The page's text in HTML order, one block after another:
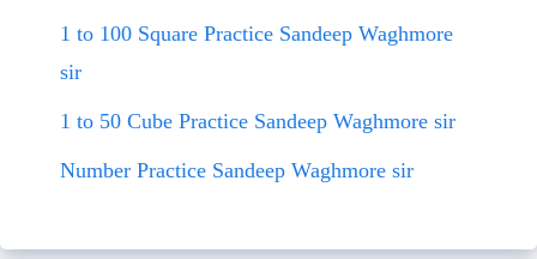
1 to 100 Square Practice Sandeep Waghmore
sir
1 to 50 Cube Practice Sandeep Waghmore sir
Number Practice Sandeep Waghmore sir